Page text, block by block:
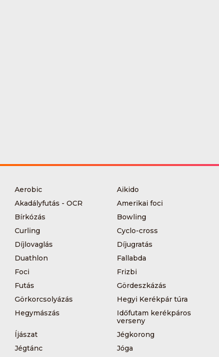
Aerobic
Aikido
Akadályfutás - OCR
Amerikai foci
Bírkózás
Bowling
Curling
Cyclo-cross
Díjlovaglás
Díjugratás
Duathlon
Fallabda
Foci
Frizbi
Futás
Gördeszkázás
Görkorcsolyázás
Hegyi Kerékpár túra
Hegymászás
Időfutam kerékpáros
verseny
Íjászat
Jégkorong
Jégtánc
Jóga